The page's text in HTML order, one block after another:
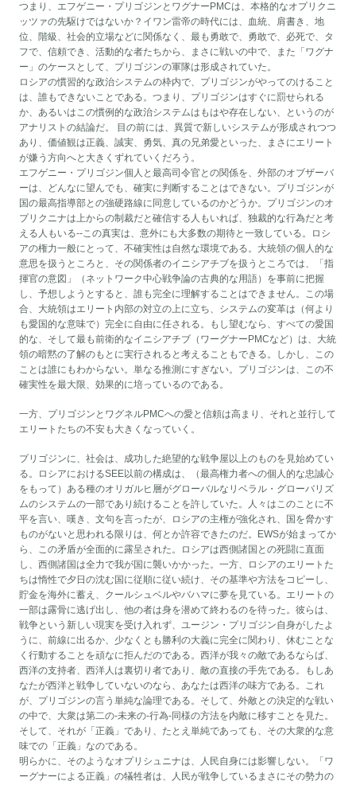
つまり、エフゲニー・プリゴジンとワグナーPMCは、本格的なオプリクニ
ッツァの先駆けではないか？イワン雷帝の時代には、血統、肩書き、地
位、階級、社会的立場などに関係なく、最も勇敢で、勇敢で、必死で、タ
フで、信頼でき、活動的な者たちから、まさに戦いの中で、また「ワグナ
ー」のケースとして、プリゴジンの軍隊は形成されていた。
ロシアの慣習的な政治システムの枠内で、プリゴジンがやってのけること
は、誰もできないことである。つまり、プリゴジンはすぐに罰せられる
か、あるいはこの慣例的な政治システムはもはや存在しない、というのが
アナリストの結論だ。 目の前には、異質で新しいシステムが形成されつつ
あり、価値観は正義、誠実、勇気、真の兄弟愛といった、まさにエリート
が嫌う方向へと大きくずれていくだろう。
エフゲニー・プリゴジン個人と最高司令官との関係を、外部のオブザーバ
ーは、どんなに望んでも、確実に判断することはできない。プリゴジンが
国の最高指導部との強硬路線に同意しているのかどうか。プリゴジンのオ
プリクニナは上からの制裁だと確信する人もいれば、独裁的な行為だと考
える人もいる--この真実は、意外にも大多数の期待と一致している。ロシ
アの権力一般にとって、不確実性は自然な環境である。大統領の個人的な
意思を扱うところと、その関係者のイニシアチブを扱うところでは、「指
揮官の意図」（ネットワーク中心戦争論の古典的な用語）を事前に把握
し、予想しようとすると、誰も完全に理解することはできません。この場
合、大統領はエリート内部の対立の上に立ち、システムの変革は（何より
も愛国的な意味で）完全に自由に任される。もし望むなら、すべての愛国
的な、そして最も前衛的なイニシアチブ（ワーグナーPMCなど）は、大統
領の暗黙の了解のもとに実行されると考えることもできる。しかし、この
ことは誰にもわからない。単なる推測にすぎない。プリゴジンは、この不
確実性を最大限、効果的に培っているのである。
一方、プリゴジンとワグネルPMCへの愛と信頼は高まり、それと並行して
エリートたちの不安も大きくなっていく。
プリゴジンに、社会は、成功した絶望的な戦争屋以上のものを見始めてい
る。ロシアにおけるSEE以前の構成は、（最高権力者への個人的な忠誠心
をもって）ある種のオリガルヒ層がグローバルなリベラル・グローバリズ
ムのシステムの一部であり続けることを許していた。人々はこのことに不
平を言い、嘆き、文句を言ったが、ロシアの主権が強化され、国を脅かす
ものがないと思われる限りは、何とか許容できたのだ。EWSが始まってか
ら、この矛盾が全面的に露呈された。ロシアは西側諸国との死闘に直面
し、西側諸国は全力で我が国に襲いかかった。一方、ロシアのエリートた
ちは惰性で夕日の沈む国に従順に従い続け、その基準や方法をコピーし、
貯金を海外に蓄え、クールシュベルやバハマに夢を見ている。エリートの
一部は露骨に逃げ出し、他の者は身を潜めて終わるのを待った。彼らは、
戦争という新しい現実を受け入れず、ユージン・プリゴジン自身がしたよ
うに、前線に出るか、少なくとも勝利の大義に完全に関わり、休むことな
く行動することを頑なに拒んだのである。西洋が我々の敵であるならば、
西洋の支持者、西洋人は裏切り者であり、敵の直接の手先である。もしあ
なたが西洋と戦争していないのなら、あなたは西洋の味方である。これ
が、プリゴジンの言う単純な論理である。そして、外敵との決定的な戦い
の中で、大衆は第二の-未来の-行為-同様の方法を内敵に移すことを見た。
そして、それが「正義」であり、たとえ単純であっても、その大衆的な意
味での「正義」なのである。
明らかに、そのようなオプリシュニナは、人民自身には影響しない。「ワ
ーグナーによる正義」の犠牲者は、人民が戦争しているまさにその勢力の